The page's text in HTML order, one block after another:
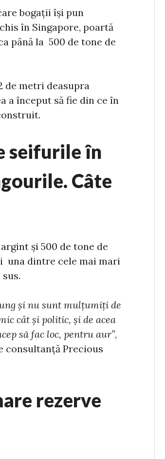
bogații își pun
în Singapore, poartă
până la 500 de tone de
de metri deasupra
a început să fie din ce în
seifurile în
Câte
și 500 de tone de
una dintre cele mai mari
şi nu sunt mulţumiţi de
cât şi politic, şi de acea
să fac loc, pentru aur”,
consultanţă Precious
rezerve